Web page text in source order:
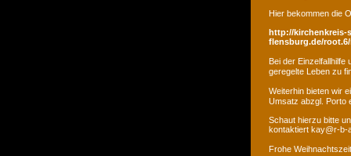
Hier bekommen die
http://kirchenkreis-
flensburg.de/
Bei der
geregelte Leben zu
Weiterhin bieten wir
Umsatz abzgl. Porto
Schaut hierzu bitte
kontaktiert kay@r-b-
Frohe